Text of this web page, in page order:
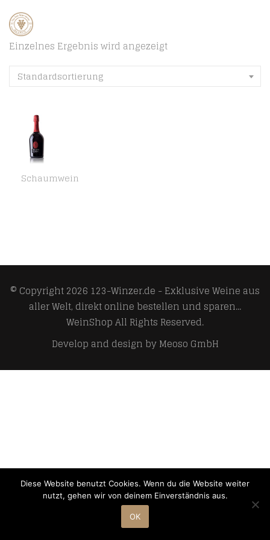
Einzelnes Ergebnis wird angezeigt
Standardsortierung
Schaumwein
© Copyright 2026 123-Winzer.de - Exklusive Weine aus
aller Welt, direkt online bestellen und sparen...
WeinShopAll Rights Reserved.
Develop and design byMeoso GmbH
Diese Website benutzt Cookies. Wenn du die Website weiter
nutzt, gehen wir von deinem Einverständnis aus.
OK